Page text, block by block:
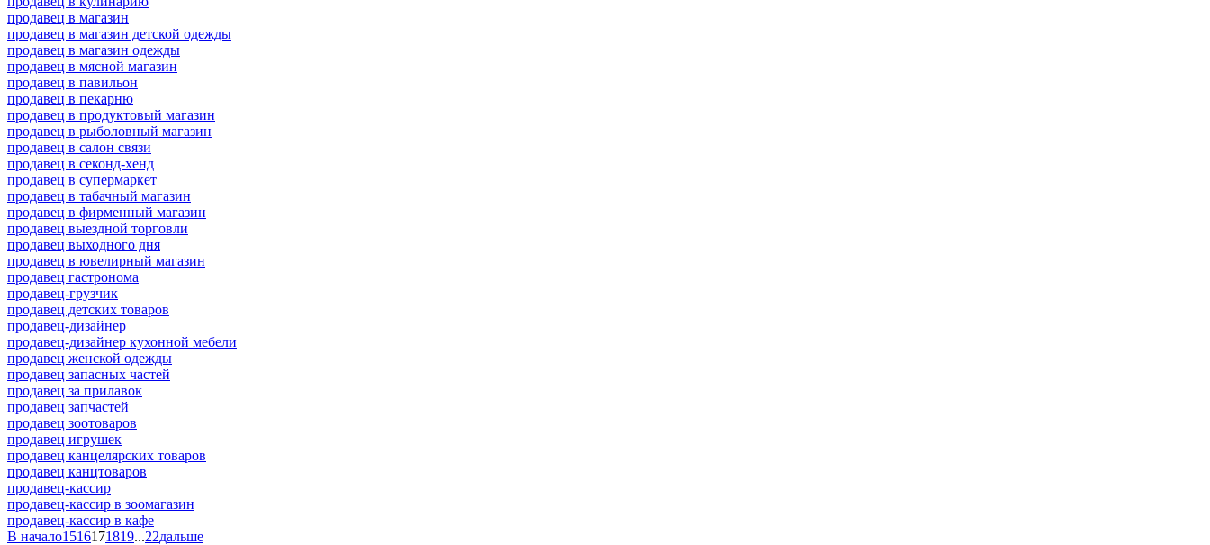
продавец в магазин
продавец в магазин детской одежды
продавец в магазин одежды
продавец в мясной магазин
продавец в павильон
продавец в пекарню
продавец в продуктовый магазин
продавец в рыболовный магазин
продавец в салон связи
продавец в секонд-хенд
продавец в супермаркет
продавец в табачный магазин
продавец в фирменный магазин
продавец выездной торговли
продавец выходного дня
продавец в ювелирный магазин
продавец гастронома
продавец-грузчик
продавец детских товаров
продавец-дизайнер
продавец-дизайнер кухонной мебели
продавец женской одежды
продавец запасных частей
продавец за прилавок
продавец запчастей
продавец зоотоваров
продавец игрушек
продавец канцелярских товаров
продавец канцтоваров
продавец-кассир
продавец-кассир в зоомагазин
продавец-кассир в кафе
В начало1516171819...22дальше